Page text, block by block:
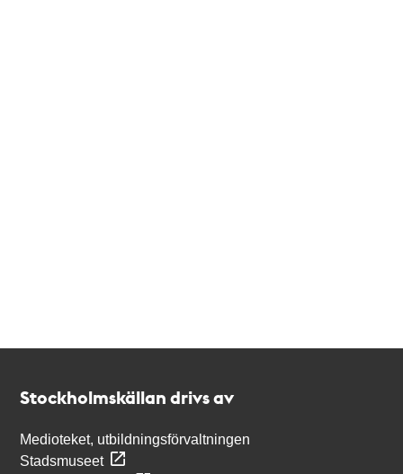
Stockholmskällan drivs av
Medioteket, utbildningsförvaltningen
Stadsmuseet